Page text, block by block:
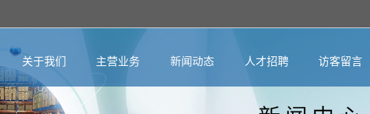
关于我们 主营业务 新闻动态 人才招聘 访客留言